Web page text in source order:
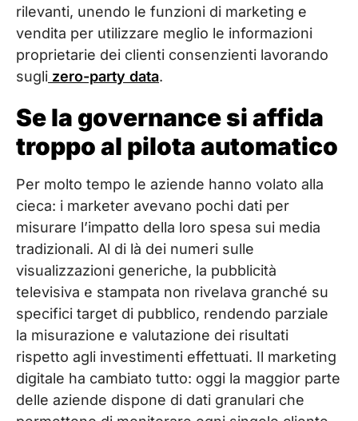
rilevanti, unendo le funzioni di marketing e
vendita per utilizzare meglio le informazioni
proprietarie dei clienti consenzienti lavorando
sugli zero-party data.
Se la governance si affida
troppo al pilota automatico
Per molto tempo le aziende hanno volato alla
cieca: i marketer avevano pochi dati per
misurare l’impatto della loro spesa sui media
tradizionali. Al di là dei numeri sulle
visualizzazioni generiche, la pubblicità
televisiva e stampata non rivelava granché su
specifici target di pubblico, rendendo parziale
la misurazione e valutazione dei risultati
rispetto agli investimenti effettuati. Il marketing
digitale ha cambiato tutto: oggi la maggior parte
delle aziende dispone di dati granulari che